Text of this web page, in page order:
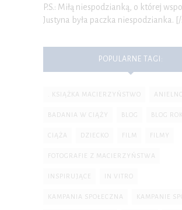
P.S.: Miłą niespodzianką, o której
Justyna była paczka niespodzianka.
POPULARNE TAGI:
. KSIĄŻKA MACIERZYŃSTWO
BADANIA W CIĄŻY BLOG BLOG
CIĄŻA DZIECKO FILM FILMY
FOTOGRAFIE Z MACIERZYŃSTWA
INSPIRUJĄCE IN VITRO
KAMPANIA SPOŁECZNA KAMPANIE